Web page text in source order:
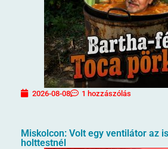
2026-08-08 1 hozzászólás
Miskolcon: Volt egy ventilátor az
holttestnél